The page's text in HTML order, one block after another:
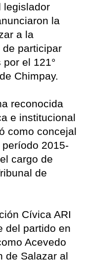
legislador
la
a la
de participar
el 121°
Chimpay.
reconocida
e institucional
como concejal
2015-
cargo de
de
Cívica ARI
del partido en
Acevedo
de Salazar al